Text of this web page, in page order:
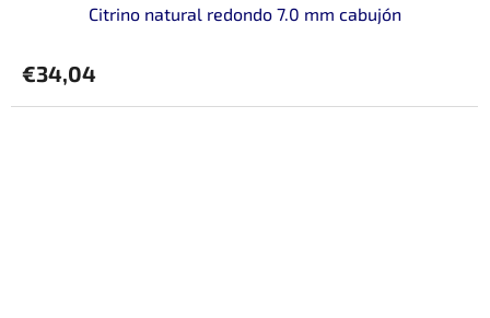
Citrino natural redondo 7.0 mm cabujón
€34,04